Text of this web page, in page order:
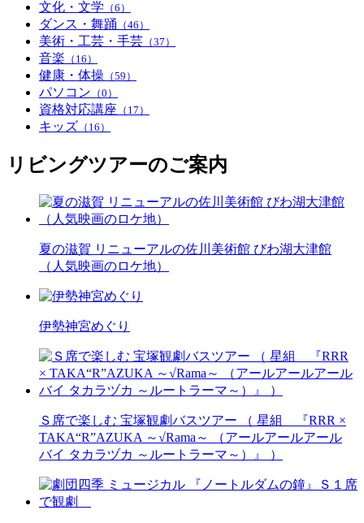
文化・文学 （6）
ダンス・舞踊 （46）
美術・工芸・手芸 （37）
音楽 （16）
健康・体操 （59）
パソコン （0）
資格対応講座 （17）
キッズ （16）
リビングツアーのご案内
夏の滋賀 リニューアルの佐川美術館 びわ湖大津館
（人気映画のロケ地）
伊勢神宮めぐり
Ｓ席で楽しむ 宝塚観劇バスツアー （ 星組 『RRR ×
TAKA“R”AZUKA ～√Rama～ （アールアールアール
バイ タカラヅカ ～ルートラーマ～）』 ）